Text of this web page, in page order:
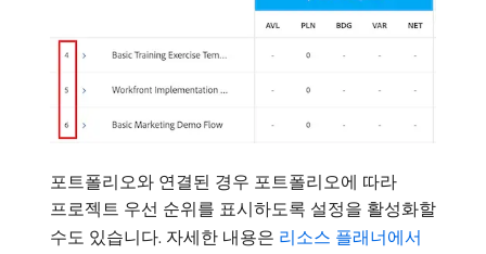
포트폴리오와 연결된 경우 포트폴리오에 따라
프로젝트 우선 순위를 표시하도록 설정을 활성화할
수도 있습니다. 자세한 내용은 리소스 플래너에서